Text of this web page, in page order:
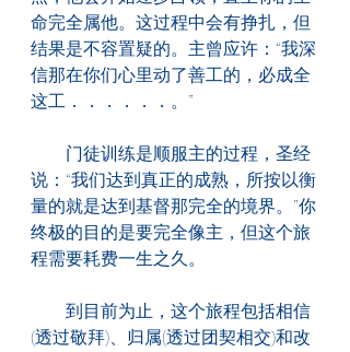
命完全属他。这过程中会有挣扎，但
结果是不容置疑的。主曾应许：“我深
信那在你们心里动了善工的，必成全
这工．．．．．．。”
门徒训练是顺服主的过程，圣经
说：“我们达到真正的成熟，所按以衡
量的就是达到基督那完全的境界。”你
终极的目的是要完全像主，但这个旅
程需要耗费一生之久。
到目前为止，这个旅程包括相信
(透过敬拜)、归属(透过团契相交)和改